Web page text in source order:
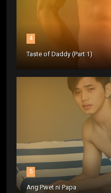
4
Taste of Daddy (Part 1)
5
Ang Pwet ni Papa